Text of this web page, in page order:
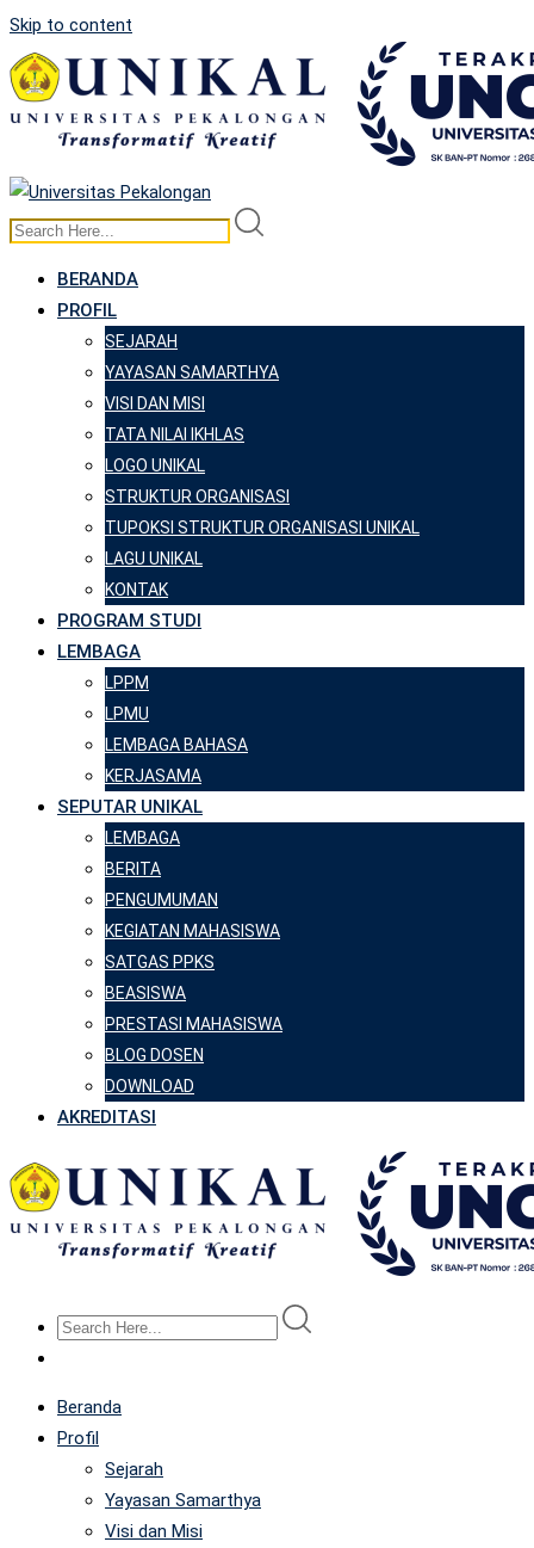
Skip to content
BERANDA
PROFIL
SEJARAH
YAYASAN SAMARTHYA
VISI DAN MISI
TATA NILAI IKHLAS
LOGO UNIKAL
STRUKTUR ORGANISASI
TUPOKSI STRUKTUR ORGANISASI UNIKAL
LAGU UNIKAL
KONTAK
PROGRAM STUDI
LEMBAGA
LPPM
LPMU
LEMBAGA BAHASA
KERJASAMA
SEPUTAR UNIKAL
LEMBAGA
BERITA
PENGUMUMAN
KEGIATAN MAHASISWA
SATGAS PPKS
BEASISWA
PRESTASI MAHASISWA
BLOG DOSEN
DOWNLOAD
AKREDITASI
Beranda
Profil
Sejarah
Yayasan Samarthya
Visi dan Misi